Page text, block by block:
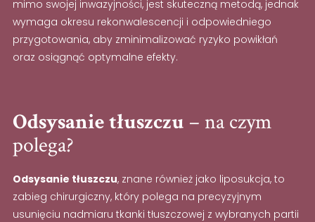
mimo swojej inwazyjności, jest skuteczną metodą, jednak
wymaga okresu rekonwalescencji i odpowiedniego
przygotowania, aby zminimalizować ryzyko powikłań
oraz osiągnąć optymalne efekty.
Odsysanie tłuszczu – na czym
polega?
Odsysanie tłuszczu, znane również jako liposukcja, to
zabieg chirurgiczny, który polega na precyzyjnym
usunięciu nadmiaru tkanki tłuszczowej z wybranych partii